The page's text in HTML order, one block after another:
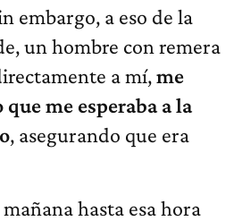
embargo, a eso de la
un hombre con remera
a mí,me
me esperaba a la
, asegurando que era
hasta esa hora